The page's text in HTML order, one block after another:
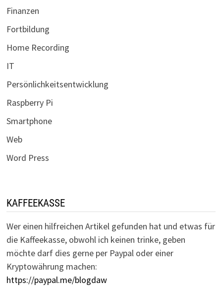
Finanzen
Fortbildung
Home Recording
IT
Persönlichkeitsentwicklung
Raspberry Pi
Smartphone
Web
Word Press
KAFFEEKASSE
Wer einen hilfreichen Artikel gefunden hat und etwas für
die Kaffeekasse, obwohl ich keinen trinke, geben
möchte darf dies gerne per Paypal oder einer
Kryptowährung machen:
https://paypal.me/blogdaw